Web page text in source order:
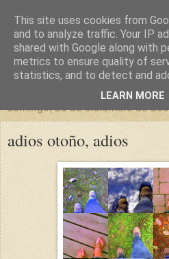
un sitio diferente
una casa para crecer, un castillo
domingo, 21 de diciembre de
adios otoño, adios
This site uses cookies from
and to analyze traffic. Your IP
shared with Google along with
metrics to ensure quality of
statistics, and to detect and
LEARN MORE